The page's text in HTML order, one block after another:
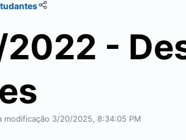
-
modificação 3/20/2025, 8:34:05 PM